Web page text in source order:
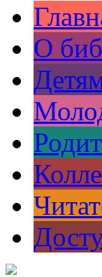
О